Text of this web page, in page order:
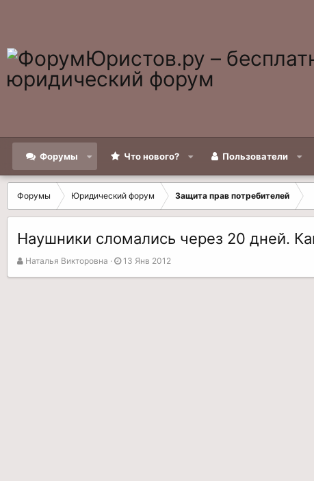
Форумы Что нового? Пользователи
Форумы Юридический форум Защита прав потребителей
Наушники сломались через 20 дней.
А
Наталья Викторовна
Д
13 Янв 2012